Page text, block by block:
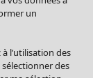
un
l’utilisation des
des